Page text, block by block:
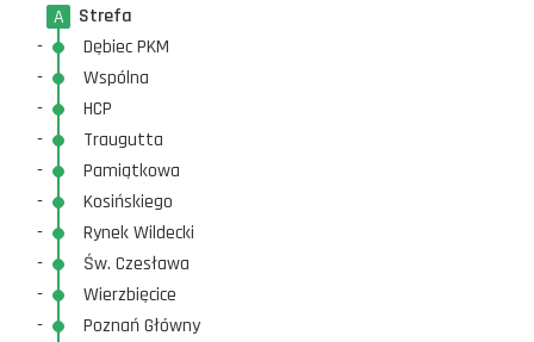
A
Strefa
-
Dębiec PKM
-
Wspólna
-
HCP
-
Traugutta
-
Pamiątkowa
-
Kosińskiego
-
Rynek Wildecki
-
Św. Czesława
-
Wierzbięcice
-
Poznań Główny